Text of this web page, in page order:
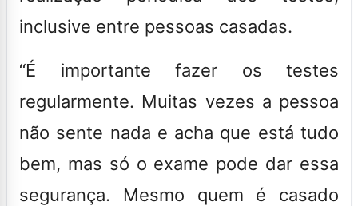
inclusive entre pessoas casadas.
“É importante fazer os testes
regularmente. Muitas vezes a pessoa
não sente nada e acha que está tudo
bem, mas só o exame pode dar essa
segurança. Mesmo quem é casado